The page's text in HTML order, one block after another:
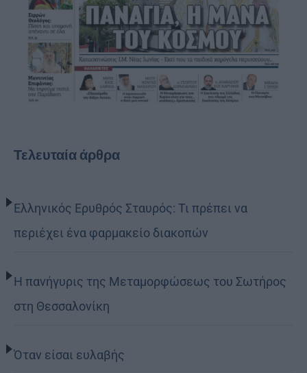
Τελευταία άρθρα
Ελληνικός Ερυθρός Σταυρός: Τι πρέπει να
περιέχει ένα φαρμακείο διακοπών
Η πανήγυρις της Μεταμορφώσεως του Σωτήρος
στη Θεσσαλονίκη
Όταν είσαι ευλαβής